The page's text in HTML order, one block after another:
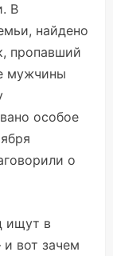
В
найдено
пропавший
мужчины
особое
о
ищут в
вот зачем